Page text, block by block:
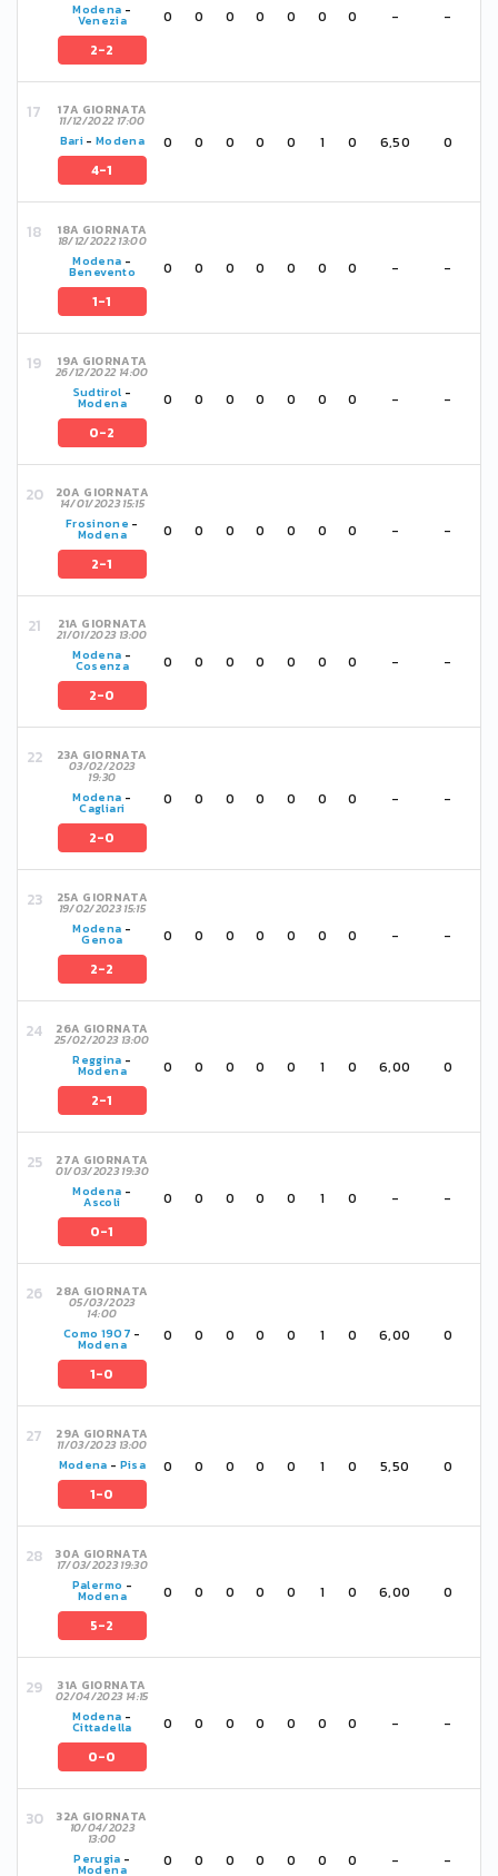
Modena -
Venezia
2-2
0 0 0 0 0 0 0 - -
17A GIORNATA
11/12/2022 17:00
Bari-Modena
4-1
0 0 0 0 0 1 0 6,50 0
18A GIORNATA
18/12/2022 13:00
Modena -
Benevento
1-1
0 0 0 0 0 0 0 - -
19A GIORNATA
26/12/2022 14:00
Sudtirol -
Modena
0-2
0 0 0 0 0 0 0 - -
20A GIORNATA
14/01/2023 15:15
Frosinone -
Modena
2-1
0 0 0 0 0 0 0 - -
21A GIORNATA
21/01/2023 13:00
Modena -
Cosenza
2-0
0 0 0 0 0 0 0 - -
23A GIORNATA
03/02/2023
19:30
Modena -
Cagliari
2-0
0 0 0 0 0 0 0 - -
25A GIORNATA
19/02/2023 15:15
Modena -
Genoa
2-2
0 0 0 0 0 0 0 - -
26A GIORNATA
25/02/2023 13:00
Reggina -
Modena
2-1
0 0 0 0 0 1 0 6,00 0
27A GIORNATA
01/03/2023 19:30
Modena -
Ascoli
0-1
0 0 0 0 0 1 0 - -
28A GIORNATA
05/03/2023
14:00
Como 1907 -
Modena
1-0
0 0 0 0 0 1 0 6,00 0
29A GIORNATA
11/03/2023 13:00
Modena - Pisa
1-0
0 0 0 0 0 1 0 5,50 0
30A GIORNATA
17/03/2023 19:30
Palermo -
Modena
5-2
0 0 0 0 0 1 0 6,00 0
31A GIORNATA
02/04/2023 14:15
Modena -
Cittadella
0-0
0 0 0 0 0 0 0 - -
32A GIORNATA
10/04/2023
13:00
Perugia -
Modena 0 0 0 0 0 0 0 - -